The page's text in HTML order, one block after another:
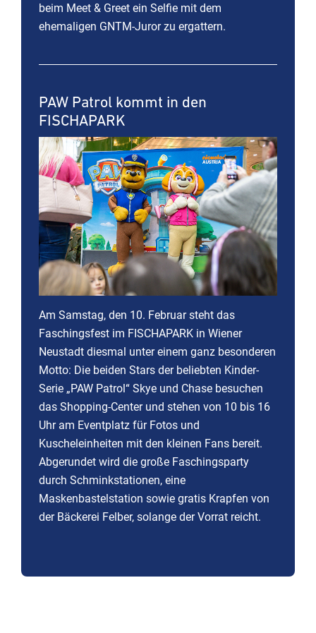
beim Meet & Greet ein Selfie mit dem
ehemaligen GNTM-Juror zu ergattern.
PAW Patrol kommt in den
FISCHAPARK
Am Samstag, den 10. Februar steht das
Faschingsfest im FISCHAPARK in Wiener
Neustadt diesmal unter einem ganz besonderen
Motto: Die beiden Stars der beliebten Kinder-
Serie „PAW Patrol“ Skye und Chase besuchen
das Shopping-Center und stehen von 10 bis 16
Uhr am Eventplatz für Fotos und
Kuscheleinheiten mit den kleinen Fans bereit.
Abgerundet wird die große Faschingsparty
durch Schminkstationen, eine
Maskenbastelstation sowie gratis Krapfen von
der Bäckerei Felber, solange der Vorrat reicht.